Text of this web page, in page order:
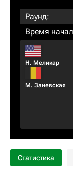
Раунд:
Время
Н. Меликар
М. Заневская
Статистика